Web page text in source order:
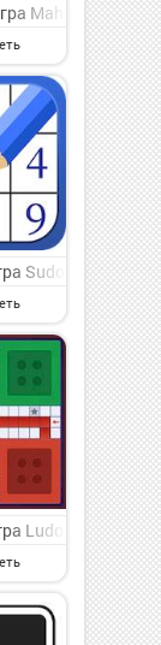
Андроид -
Mahjong Magic:
Holiday Fun на
Sudoku -
3D на Андроид -
Ludo Board